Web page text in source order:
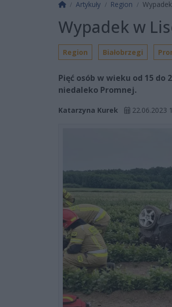
Strona główna
Artykuły Region
Wypadek w
Region Białobrzegi
Pięć osób w wieku od 15
niedaleko Promnej.
Katarzyna Kurek 22.06.2023